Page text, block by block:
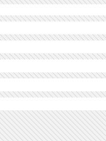
ルミビレットレバー
ルミビレットレバー
ルミビレットレバー
ルミビレットレバー
ルミビレットレバー